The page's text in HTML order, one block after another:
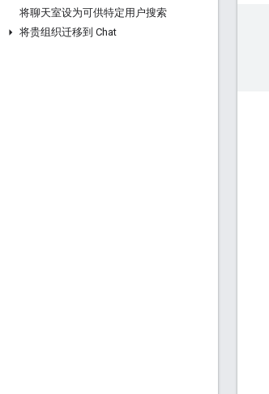
将聊天室设为可供特定用户搜索
将贵组织迁移到 Chat